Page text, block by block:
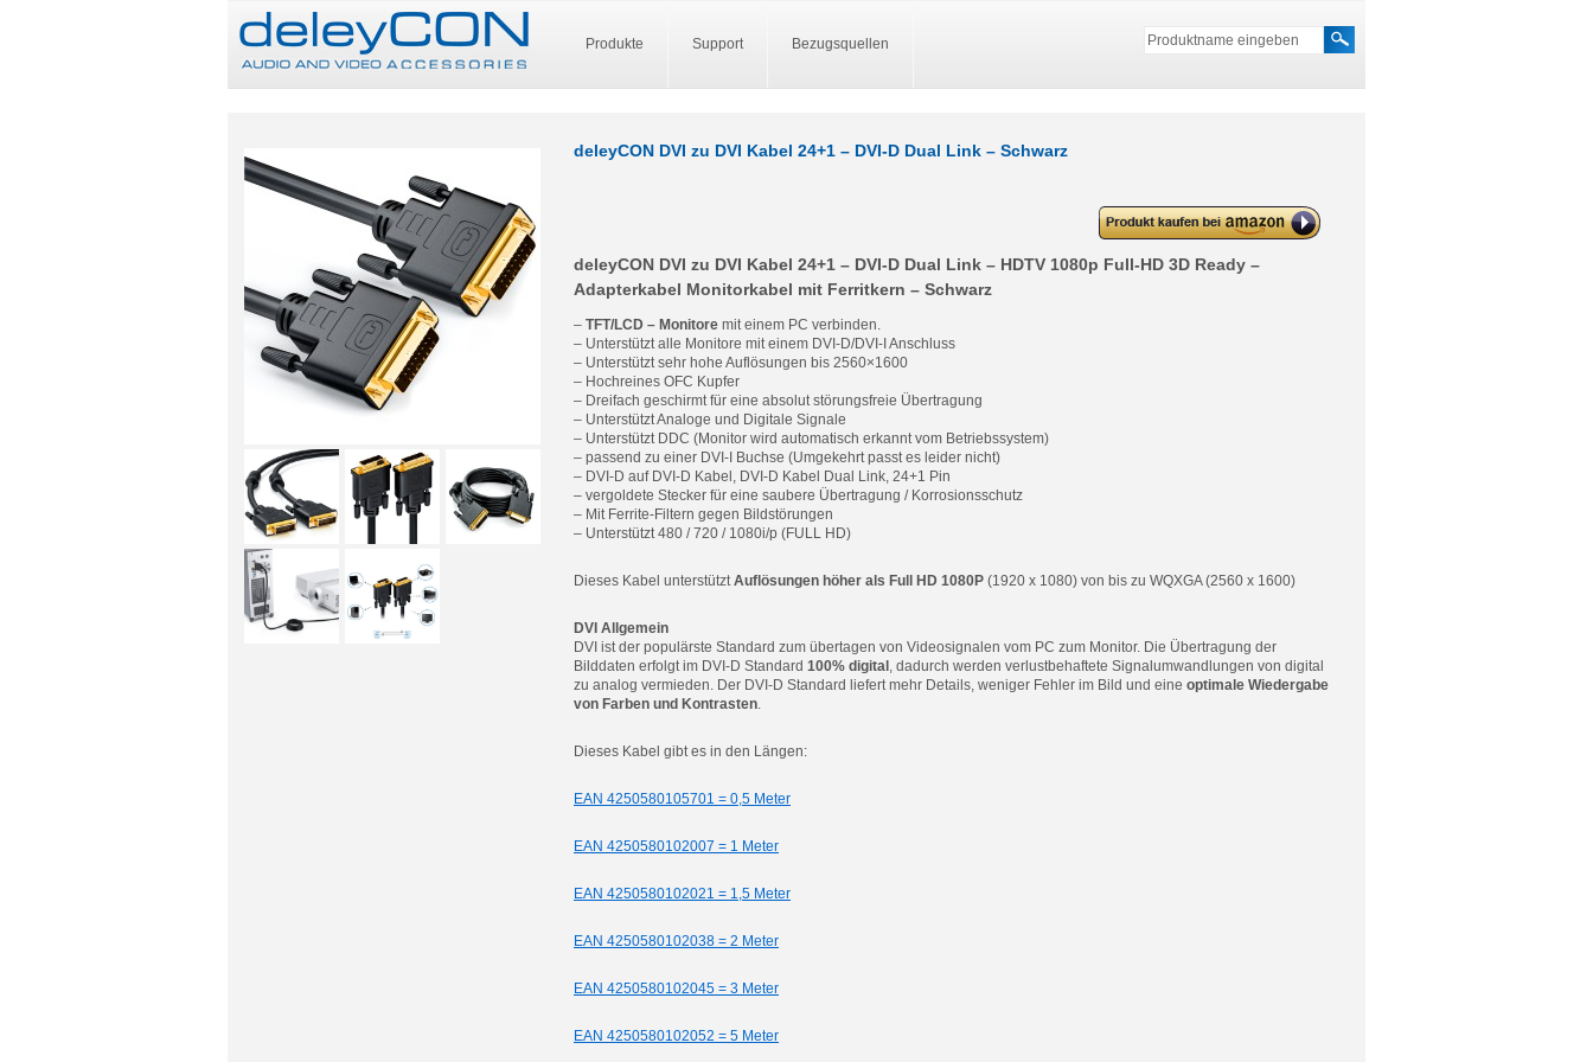
Produkte Support Bezugsquellen
deleyCON DVI zu DVI Kabel 24+1 – DVI-D Dual Link – Schwarz
deleyCON DVI zu DVI Kabel 24+1
– DVI-D Dual Link – Schwarz
deleyCON DVI zu DVI Kabel 24+1 – DVI-D Dual Link – HDTV 1080p Full-HD 3D Ready –
Adapterkabel Monitorkabel mit Ferritkern – Schwarz
– TFT/LCD – Monitore mit einem PC verbinden.
– Unterstützt alle Monitore mit einem DVI-D/DVI-I Anschluss
– Unterstützt sehr hohe Auflösungen bis 2560×1600
– Hochreines OFC Kupfer
– Dreifach geschirmt für eine absolut störungsfreie Übertragung
– Unterstützt Analoge und Digitale Signale
– Unterstützt DDC (Monitor wird automatisch erkannt vom Betriebssystem)
– passend zu einer DVI-I Buchse (Umgekehrt passt es leider nicht)
– DVI-D auf DVI-D Kabel, DVI-D Kabel Dual Link, 24+1 Pin
– vergoldete Stecker für eine saubere Übertragung / Korrosionsschutz
– Mit Ferrite-Filtern gegen Bildstörungen
– Unterstützt 480 / 720 / 1080i/p (FULL HD)
Dieses Kabel unterstütztAuflösungen höher als Full HD 1080P (1920 x 1080) von bis zu WQXGA (2560 x 1600)
DVI Allgemein
DVI ist der populärste Standard zum übertagen von Videosignalen vom PC zum Monitor. Die Übertragung der
Bilddaten erfolgt im DVI-D Standard 100% digital , dadurch werden verlustbehaftete Signalumwandlungen von digital
zu analog vermieden. Der DVI-D Standard liefert mehr Details, weniger Fehler im Bild und eine optimale Wiedergabe
von Farben und Kontrasten.
Dieses Kabel gibt es in den Längen:
EAN 4250580105701 = 0,5 Meter
EAN 4250580102007 = 1 Meter
EAN 4250580102021 = 1,5 Meter
EAN 4250580102038 = 2 Meter
EAN 4250580102045 = 3 Meter
EAN 4250580102052 = 5 Meter